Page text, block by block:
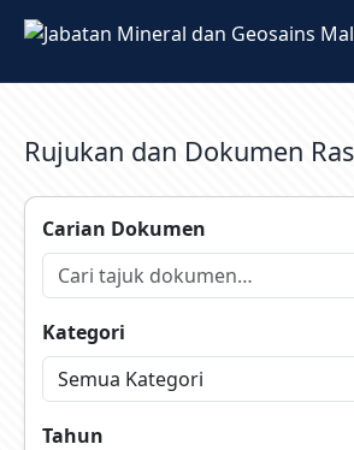
Rujukan dan Dokumen
Carian Dokumen
Kategori
Tahun